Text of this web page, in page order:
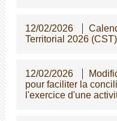
12/02/2026
Territorial 2026 (CST)
12/02/2026
pour faciliter la
l'exercice d'une